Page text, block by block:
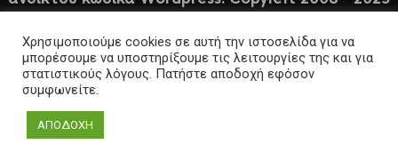
Χρησιμοποιούμε cookies σε αυτή την ιστοσελίδα για να
μπορέσουμε να υποστηρίξουμε τις λειτουργίες της και για
στατιστικούς λόγους. Πατήστε αποδοχή εφόσον
συμφωνείτε.
ΑΠΟΔΟΧΗ